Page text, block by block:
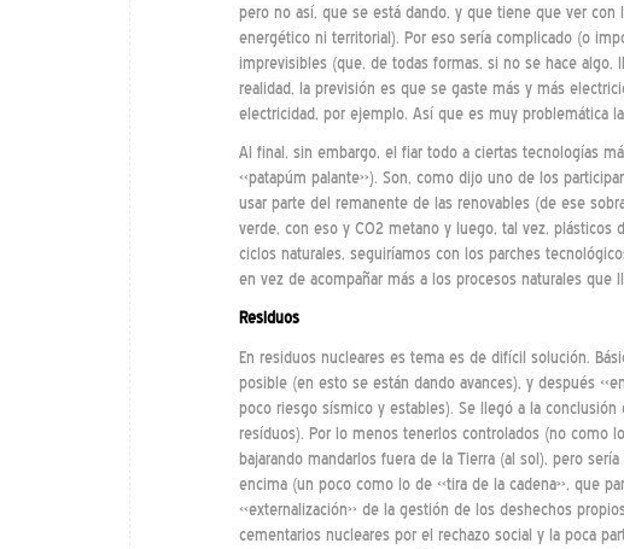
pero no así, que se está dando, y que tiene que ver
energético ni territorial). Por eso sería complicado (o
imprevisibles (que, de todas formas, si no se hace algo,
realidad, la previsión es que se gaste más y más
electricidad, por ejemplo. Así que es muy problemática
Al final, sin embargo, el fiar todo a ciertas tecnologías
«patapúm palante»). Son, como dijo uno de los
usar parte del remanente de las renovables (de ese
verde, con eso y CO2 metano y luego, tal vez,
ciclos naturales, seguiríamos con los parches
en vez de acompañar más a los procesos naturales que
Residuos
En residuos nucleares es tema es de difícil solución.
posible (en esto se están dando avances), y después
poco riesgo sísmico y estables). Se llegó a la
resíduos). Por lo menos tenerlos controlados (no como
bajarando mandarlos fuera de la Tierra (al sol), pero
encima (un poco como lo de «tira de la cadena», que
«externalización» de la gestión de los deshechos
cementarios nucleares por el rechazo social y la poca